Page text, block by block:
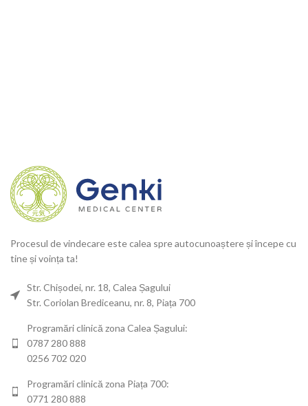
Procesul de vindecare este calea spre autocunoaștere și începe cu
tine și voința ta!
Str. Chișodei, nr. 18, Calea Șagului
Str. Coriolan Brediceanu, nr. 8, Piața 700
Programări clinică zona Calea Șagului:
0787 280 888
0256 702 020
Programări clinică zona Piața 700:
0771 280 888